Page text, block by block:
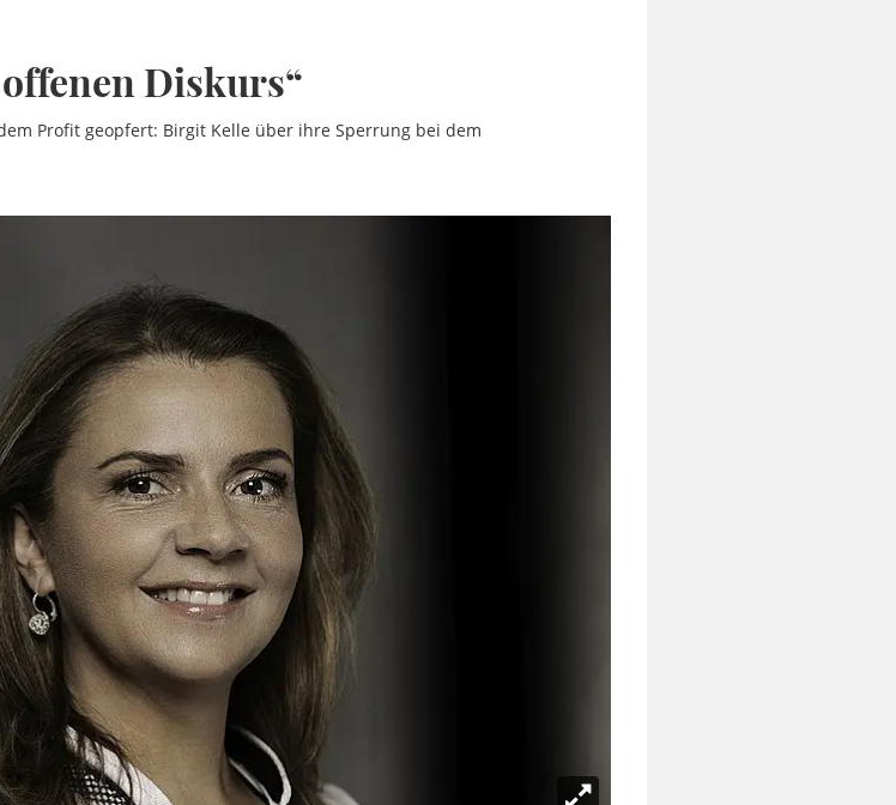
Diskurs“
Profit geopfert: Birgit Kelle über ihre Sperrung bei dem